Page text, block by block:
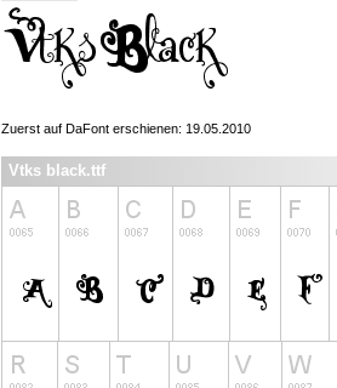
Zuerst auf DaFont erschienen: 19.05.2010
Vtks black.ttf